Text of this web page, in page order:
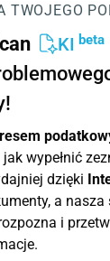
TWOJEGO
KI beta
jak wypełnić
dzięki
a
i